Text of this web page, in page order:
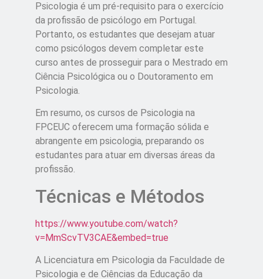
Psicologia é um pré-requisito para o exercício
da profissão de psicólogo em Portugal.
Portanto, os estudantes que desejam atuar
como psicólogos devem completar este
curso antes de prosseguir para o Mestrado em
Ciência Psicológica ou o Doutoramento em
Psicologia.
Em resumo, os cursos de Psicologia na
FPCEUC oferecem uma formação sólida e
abrangente em psicologia, preparando os
estudantes para atuar em diversas áreas da
profissão.
Técnicas e Métodos
https://www.youtube.com/watch?
v=MmScvTV3CAE&embed=true
A Licenciatura em Psicologia da Faculdade de
Psicologia e de Ciências da Educação da